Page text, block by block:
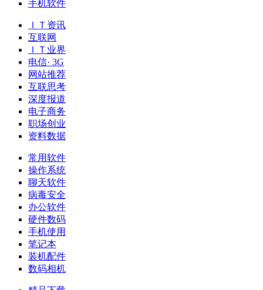
手机软件
ＩＴ资讯
互联网
ＩＴ业界
电信· 3G
网站推荐
互联思考
深度报道
电子商务
职场创业
资料数据
常用软件
操作系统
聊天软件
病毒安全
办公软件
硬件数码
手机使用
笔记本
装机配件
数码相机